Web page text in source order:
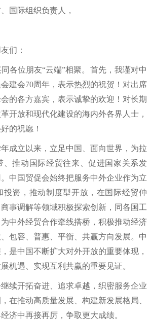
国际组织负责人，
们：
位朋友“云端”相聚。首先，我谨对中
建会70周年，表示热烈的祝贺！对出席
的各方嘉宾，表示诚挚的欢迎！对长期
开放和现代化建设的海内外各界人士，
的祝愿！
立以来，立足中国、面向世界，为拉
、推动国际经贸往来、促进国家关系发
中国贸促会始终把服务中外企业作为立
投资，推动制度型开放，在国际经贸仲
事调解等领域积极探索创新，同各国工
中外经贸合作牵线搭桥，积极推动经济
包容、普惠、平衡、共赢方向发展。中
是中国不断扩大对外开放的重要体现，
机遇、实现互利共赢的重要见证。
开拓奋进、追求卓越，织密服务企业
在推动高质量发展、构建新发展格局、
济中再接再厉，争取更大成绩。